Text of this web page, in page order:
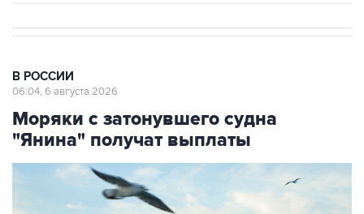
Моряки с затонувшего судна
"Янина" получат выплаты